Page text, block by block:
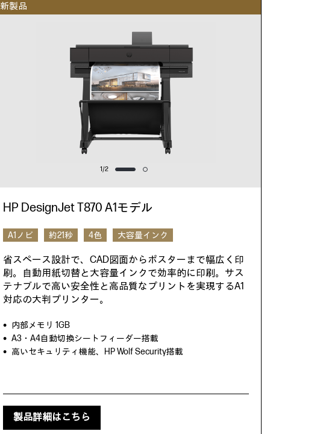
1/2
HP DesignJet T870 A1モデル
A1ノビ 約21秒 4色 大容量インク
省スペース設計で、CAD図面からポスターまで幅広く印
刷。自動用紙切替と大容量インクで効率的に印刷。サス
テナブルで高い安全性と高品質なプリントを実現するA1
対応の大判プリンター。
内部メモリ 1GB
A3・A4自動切換シートフィーダー搭載
高いセキュリティ機能、HP Wolf Security搭載
新製品
製品詳細はこちら